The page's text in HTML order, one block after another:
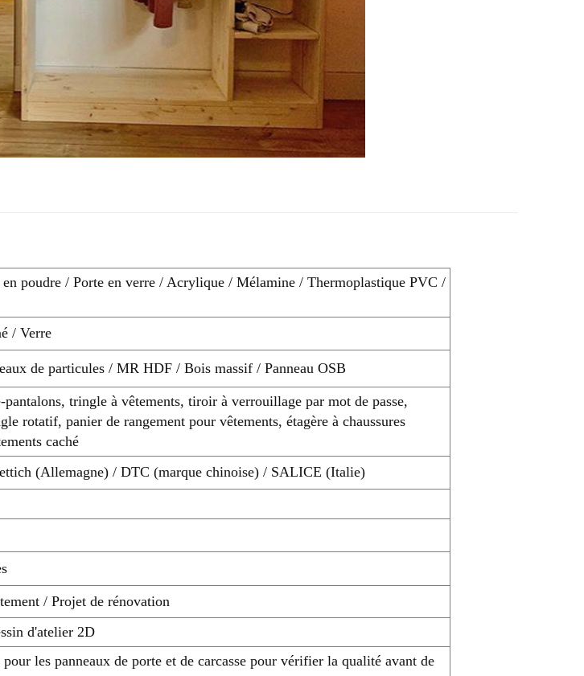
en poudre / Porte en verre / Acrylique / Mélamine / Thermoplastique PVC /
/ Verre
de particules / MR HDF / Bois massif / Panneau OSB
tringle à vêtements, tiroir à verrouillage par mot de passe,
rotatif, panier de rangement pour vêtements, étagère à chaussures
caché
(Allemagne) / DTC (marque chinoise) / SALICE (Italie)
/ Projet de rénovation
d'atelier 2D
les panneaux de porte et de carcasse pour vérifier la qualité avant de